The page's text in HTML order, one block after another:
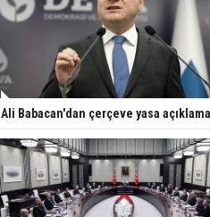
Ali Babacan'dan çerçeve yasa